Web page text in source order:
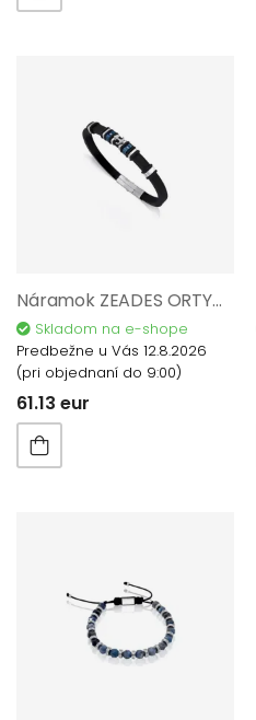
Náramok ZEADES ORTYGIA Silicone ZMB02960
Skladom na e-shope
Predbežne u Vás 12.8.2026
(pri objednaní do 9:00)
61.13 eur